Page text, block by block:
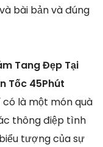
bài bản và đúng
Tang Đẹp Tại
Tốc 45Phút
có là một món quà
thông điệp tình
tượng của sự